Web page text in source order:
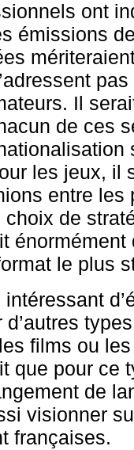
ont
émissions
Il
de ces
les jeux, il
entre les
de
le plus
films ou
que pour ce
de
visionner
françaises.